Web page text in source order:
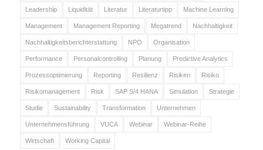
Leadership Liquidität Literatur Literaturtipp Machine Learning
Management Management Reporting Megatrend Nachhaltigkeit
Nachhaltigkeitsberichterstattung NPO Organisation
Performance Personalcontrolling Planung Predictive Analytics
Prozessoptimierung Reporting Resilienz Risiken Risiko
Risikomanagement Risk SAP S/4 HANA Simulation Strategie
Studie Sustainability Transformation Unternehmen
Unternehmensführung VUCA Webinar Webinar-Reihe
Wirtschaft Working Capital